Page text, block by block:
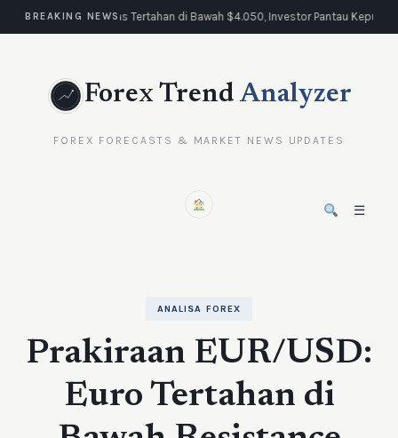
BREAKING NEWSEmas Tertahan di Bawah $4.050, Investor Pantau
Forex Trend Analyzer
FOREX FORECASTS & MARKET NEWS UPDATES
☰
ANALISA FOREX
Prakiraan EUR/USD:
Euro Tertahan di